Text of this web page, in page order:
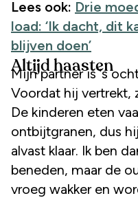
Lees ook: Drie
load: ‘Ik dacht, dit
blijven doen’
Altijd haasten
Mijn partner is ’s
Voordat hij vertrekt,
De kinderen eten
ontbijtgranen, dus
alvast klaar. Ik ben
beneden, maar de
vroeg wakker en